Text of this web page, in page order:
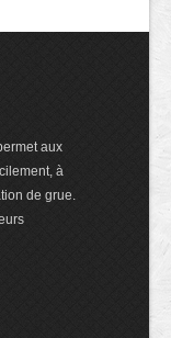
aux
à
de grue.